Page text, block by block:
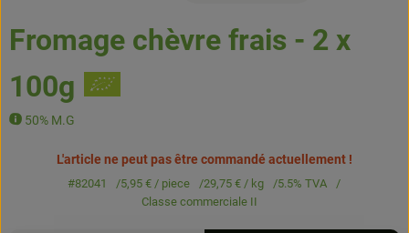
Fromage chèvre frais - 2 x
100g
50% M.G
L'article ne peut pas être commandé actuellement !
#82041 5,95 €/ piece 29,75 €/ kg
5.5% TVA
Classe commerciale II